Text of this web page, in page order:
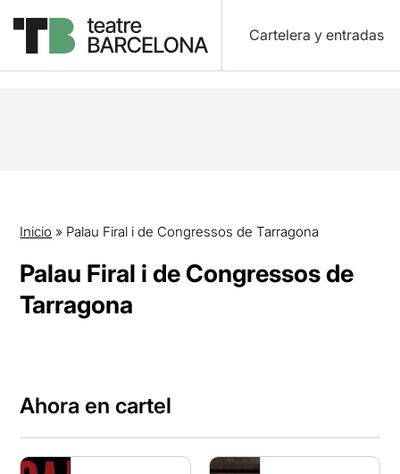
Cartelera y entradas
Inicio » Palau Firal i de Congressos de Tarragona
Palau Firal i de Congressos de
Tarragona
Ahora en cartel